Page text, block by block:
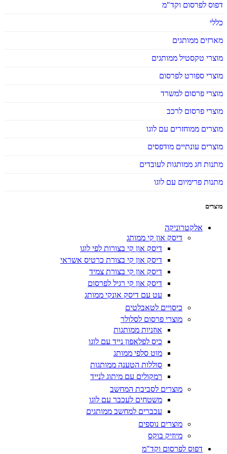
דפוס לפרסום וקד"מ
כללי
מארזים ממותגים
מוצרי טקסטיל ממותגים
מוצרי ספורט לפרסום
מוצרי פרסום למשרד
מוצרי פרסום לרכב
מוצרים ממוחזרים עם לוגו
מוצרים עונתיים מודפסים
מתנות חג ממותגות לעובדים
מתנות פרימיום עם לוגו
מוצרים
אלקטרוניקה
דיסק און קי ממותג
דיסק און קי בצורות לפי לוגו
דיסק און קי בצורת כרטיס אשראי
דיסק און קי בצורת צמיד
דיסק און קי רגיל לפרסום
עט עם דיסק אונקי ממותג
כיסויים לטאבלטים
מוצרי פרסום לסלולר
אוזניות ממותגות
כיס לפלאפון נייד עם לוגו
מוט סלפי ממותג
סוללות הטענה ממותגות
רמקולים עם מיתוג לנייד
מוצרים לסביבת המחשב
משטחים לעכבר עם לוגו
עכברים למחשב ממותגים
מוצרים נוספים
מיוזיק בוקס
דפוס לפרסום וקד"מ